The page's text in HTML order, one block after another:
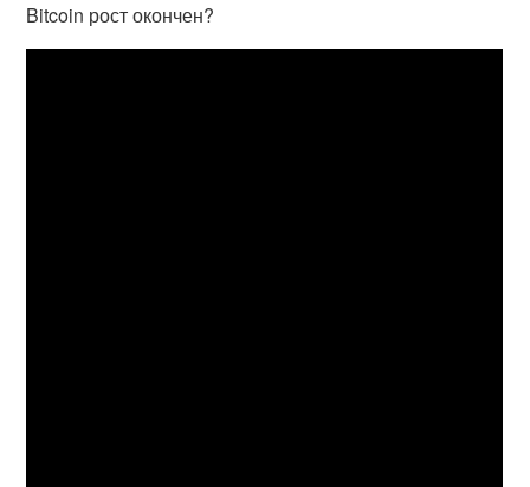
Bitcoin рост окончен?